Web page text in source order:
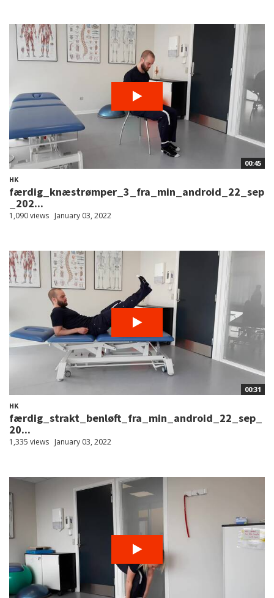
00:45
HK
færdig_knæstrømper_3_fra_min_android_22_sep
_202...
1,090 views January 03, 2022
00:31
HK
færdig_strakt_benløft_fra_min_android_22_sep_
20...
1,335 views January 03, 2022